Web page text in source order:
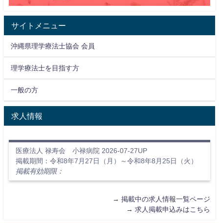
サイトメニュー
沖縄県理学療法士協会 会員
理学療法士を目指す方
一般の方
求人情報
医療法人 禄寿会 小禄病院 2026-07-27UP
掲載期間：令和8年7月27日（月）～令和8年8月25日（火）
掲載有効期限：
→ 掲載中の求人情報一覧ページ
→ 求人掲載申込みはこちら